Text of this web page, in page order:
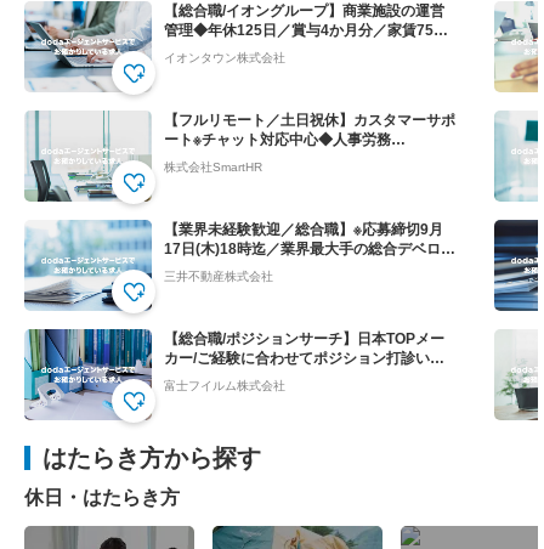
【総合職/イオングループ】商業施設の運営
管理◆年休125日／賞与4か月分／家賃75％
会社負担！
イオンタウン株式会社
【フルリモート／土日祝休】カスタマーサポ
ート※チャット対応中心◆人事労務
SaaS”SmartHR"
株式会社SmartHR
【業界未経験歓迎／総合職】※応募締切9月
17日(木)18時迄／業界最大手の総合デベロッ
パー
三井不動産株式会社
【総合職/ポジションサーチ】日本TOPメー
カー/ご経験に合わせてポジション打診いた
します
富士フイルム株式会社
はたらき方から探す
休日・はたらき方